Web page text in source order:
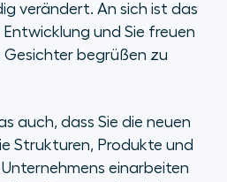
verändert. An sich ist das
und Sie freuen
Gesichter begrüßen zu
auch, dass Sie die neuen
Strukturen, Produkte und
einarbeiten